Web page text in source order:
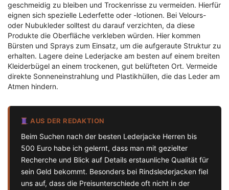
geschmeidig zu bleiben und Trockenrisse zu vermeiden. Hierfür
eignen sich spezielle Lederfette oder -lotionen. Bei Velours-
oder Nubukleder solltest du darauf verzichten, da diese
Produkte die Oberfläche verkleben würden. Hier kommen
Bürsten und Sprays zum Einsatz, um die aufgeraute Struktur zu
erhalten. Lagere deine Lederjacke am besten auf einem breiten
Kleiderbügel an einem trockenen, gut belüfteten Ort. Vermeide
direkte Sonneneinstrahlung und Plastikhüllen, die das Leder am
Atmen hindern.
AUS DER REDAKTION
Beim Suchen nach der besten Lederjacke Herren bis
500 Euro habe ich gelernt, dass man mit gezielter
Recherche und Blick auf Details erstaunliche Qualität für
sein Geld bekommt. Besonders bei Rindslederjacken fiel
uns auf, dass die Preisunterschiede oft nicht in der